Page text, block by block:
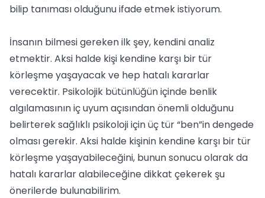
bilip tanıması olduğunu ifade etmek istiyorum.
İnsanın bilmesi gereken ilk şey, kendini analiz
etmektir. Aksi halde kişi kendine karşı bir tür
körleşme yaşayacak ve hep hatalı kararlar
verecektir. Psikolojik bütünlüğün içinde benlik
algılamasının iç uyum açısından önemli olduğunu
belirterek sağlıklı psikoloji için üç tür “ben”in dengede
olması gerekir. Aksi halde kişinin kendine karşı bir tür
körleşme yaşayabileceğini, bunun sonucu olarak da
hatalı kararlar alabileceğine dikkat çekerek şu
önerilerde bulunabilirim.